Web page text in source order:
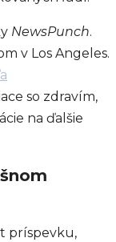
NewsPunch.
v Los Angeles.
so zdravím,
na ďalšie
príspevku,